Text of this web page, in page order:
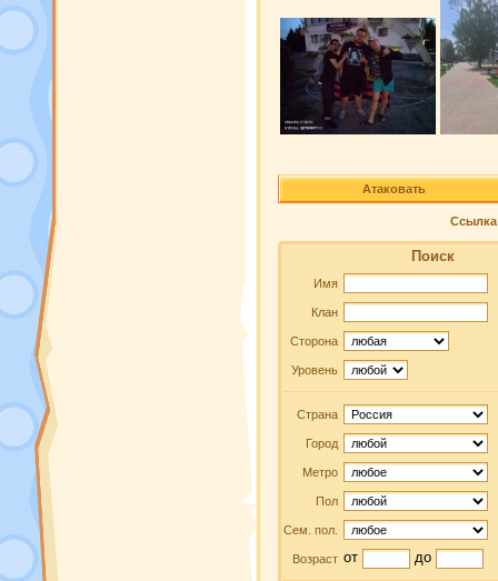
Атаковать
Ссылка
Поиск
Имя
Клан
Сторона
Уровень
Страна
Город
Метро
Пол
Сем. пол.
Возраст от до